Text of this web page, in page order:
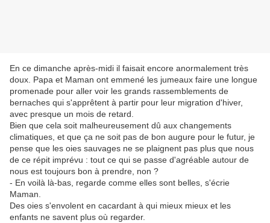
En ce dimanche après-midi il faisait encore anormalement très
doux. Papa et Maman ont emmené les jumeaux faire une longue
promenade pour aller voir les grands rassemblements de
bernaches qui s'apprêtent à partir pour leur migration d'hiver,
avec presque un mois de retard.
Bien que cela soit malheureusement dû aux changements
climatiques, et que ça ne soit pas de bon augure pour le futur, je
pense que les oies sauvages ne se plaignent pas plus que nous
de ce répit imprévu : tout ce qui se passe d'agréable autour de
nous est toujours bon à prendre, non ?
- En voilà là-bas, regarde comme elles sont belles, s'écrie
Maman.
Des oies s'envolent en cacardant à qui mieux mieux et les
enfants ne savent plus où regarder.